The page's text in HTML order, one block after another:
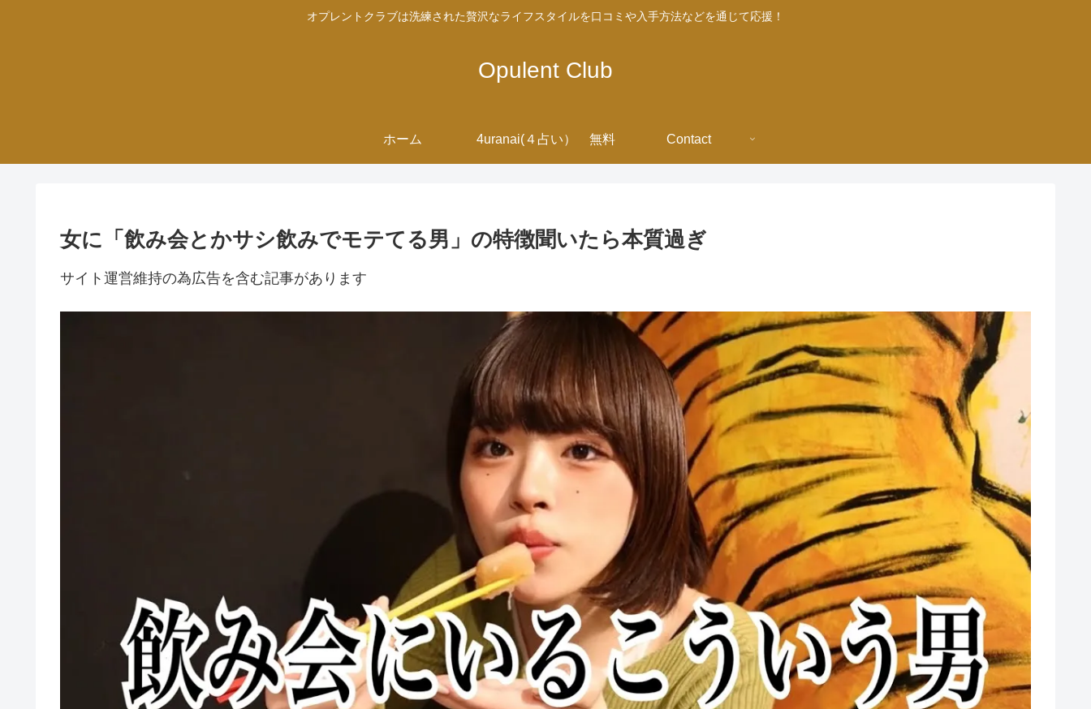
オプレントクラブは洗練された贅沢なライフスタイルを口コミや入手方法などを通じて応援！
Opulent Club
ホーム 4uranai(４占い） 無料 Contact
女に「飲み会とかサシ飲みでモテてる男」の特徴聞いたら本質過ぎ
サイト運営維持の為広告を含む記事があります